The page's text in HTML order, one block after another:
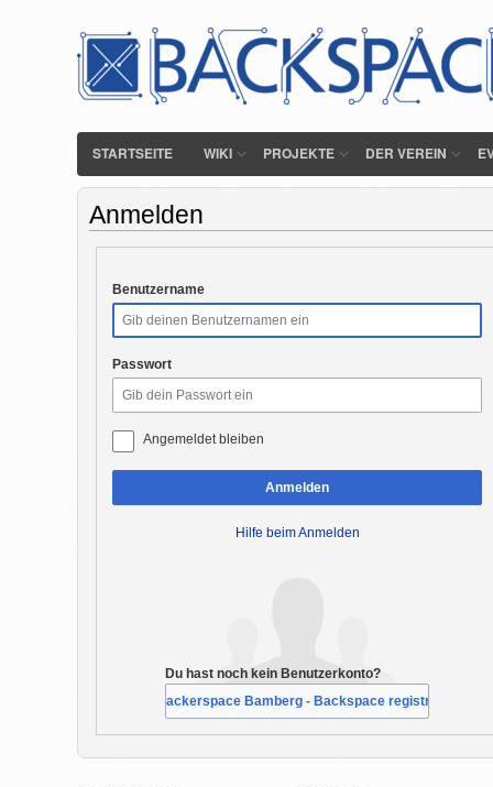
STARTSEITE WIKI PROJEKTE DER VEREIN
Anmelden
Benutzername
Passwort
Angemeldet bleiben
Anmelden
Hilfe beim Anmelden
Du hast noch kein Benutzerkonto?
Bei Hackerspace Bamberg - Backspace registrieren